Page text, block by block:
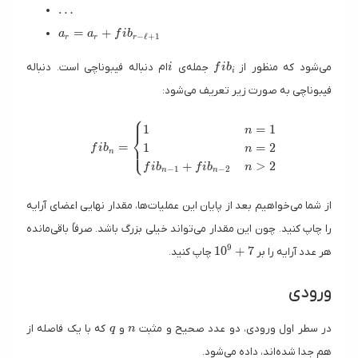
…
a_r = a_r + fib_{r-\ell + 1}
ar = ar + fibr−ℓ+1
می‌شود که منظور از
fib_i
fibi جمله‌ی iام دنباله فیبوناچی است. دنباله
فیبوناچی به صورت زیر تعریف می‌شود:
fib_n = \begin{cases} 1 & n = 1 \\ 1 & n = 2
fibn = ⎩
⎪
⎨⎪
⎧1
1
fibn−1 + fibn−2
n = 1
n = 2
n > 2
از شما می‌خواهیم بعد از پایان این عملیات‌ها، مقدار نهایی اعضای آرایه
را چاپ کنید. چون این مقدار می‌تواند خیلی بزرگ باشد. صرفاً باقی‌مانده
هر عدد آرایه را بر
10^9 + 7
109 + 7 چاپ کنید.
ورودی
در سطر اول ورودی، دو عدد صحیح و مثبت
n
n و
q
q که با یک فاصله از
هم جدا شده‌اند، داده می‌شود.